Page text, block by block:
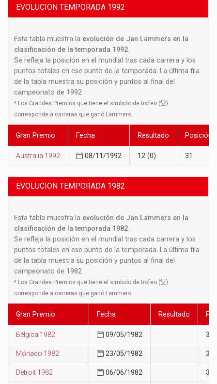
EVOLUCION TEMPORADA 1992
Esta tabla muestra la evolución de Jan Lammers en la
clasificación de la temporada 1992
Se refleja la posición en el mundial tras cada carrera y los
puntos totales en ese punto de la temporada. La última fila
de la tabla muestra su posición y puntos al final del
campeonato de 1992
* Los Grandes Premios que tiene el simbolo de trofeo (
)
corresponde a carreras que ganó Lammers.
Gran Premio Fecha Resultado Posición
Australia 1992 08/11/1992 12 (0) 31
EVOLUCION TEMPORADA 1982
Esta tabla muestra la evolución de Jan Lammers en la
clasificación de la temporada 1982
Se refleja la posición en el mundial tras cada carrera y los
puntos totales en ese punto de la temporada. La última fila
de la tabla muestra su posición y puntos al final del
campeonato de 1982
* Los Grandes Premios que tiene el simbolo de trofeo (
)
corresponde a carreras que ganó Lammers.
Gran Premio Fecha Resultado
Bélgica 1982 09/05/1982 34
Mónaco 1982 23/05/1982 34
Detroit 1982 06/06/1982 34